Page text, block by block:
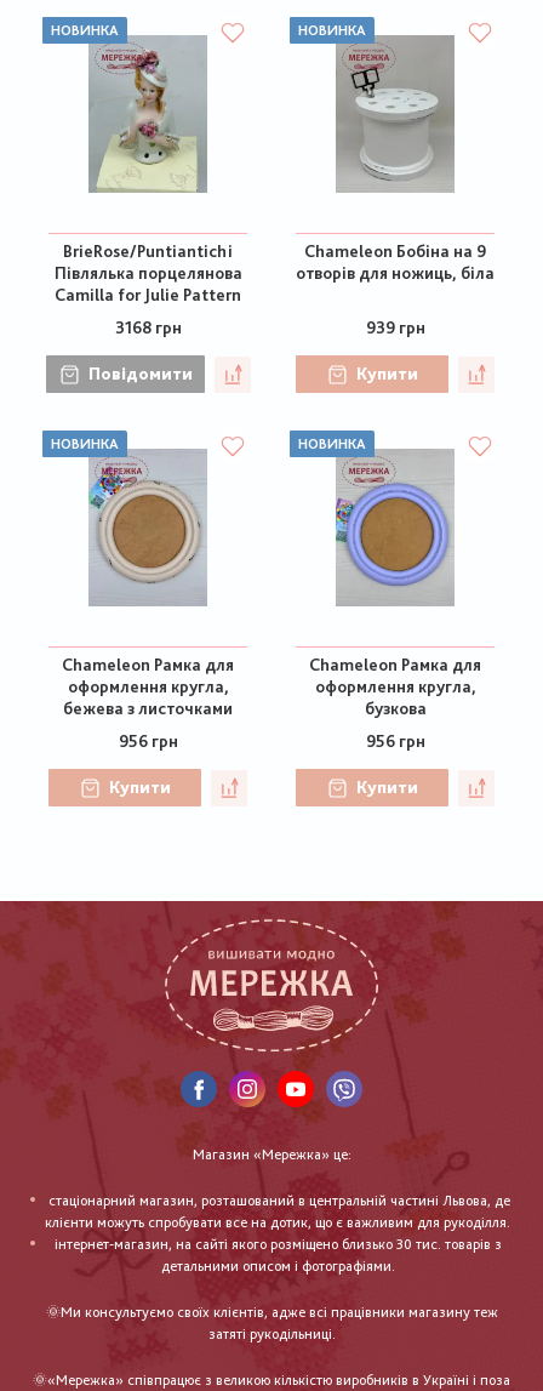
НОВИНКА
BrieRose/Puntiantichi
Півлялька порцелянова
Camilla for Julie Pattern
3168 грн
Повідомити
НОВИНКА
Chameleon Бобіна на 9
отворів для ножиць, біла
939 грн
Купити
НОВИНКА
Chameleon Рамка для
оформлення кругла,
бежева з листочками
956 грн
Купити
НОВИНКА
Chameleon Рамка для
оформлення кругла,
бузкова
956 грн
Купити
Магазин «Мережка» це:
стаціонарний магазин, розташований в центральній частині Львова, де
клієнти можуть спробувати все на дотик, що є важливим для рукоділля.
інтернет-магазин, на сайті якого розміщено близько 30 тис. товарів з
детальними описом і фотографіями.
🌞Ми консультуємо своїх клієнтів, адже всі працівники магазину теж
затяті рукодільниці.
🌞«Мережка» співпрацює з великою кількістю виробників в Україні і поза